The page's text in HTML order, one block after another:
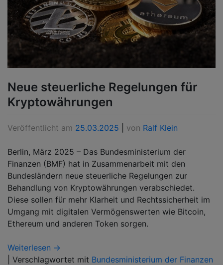
Neue steuerliche Regelungen für
Kryptowährungen
Veröffentlicht am 25.03.2025 von Ralf Klein
Berlin, März 2025 – Das Bundesministerium der
Finanzen (BMF) hat in Zusammenarbeit mit den
Bundesländern neue steuerliche Regelungen zur
Behandlung von Kryptowährungen verabschiedet.
Diese sollen für mehr Klarheit und Rechtssicherheit im
Umgang mit digitalen Vermögenswerten wie Bitcoin,
Ethereum und anderen Token sorgen.
Weiterlesen →
Verschlagwortet mit Bundesministerium der Finanzen